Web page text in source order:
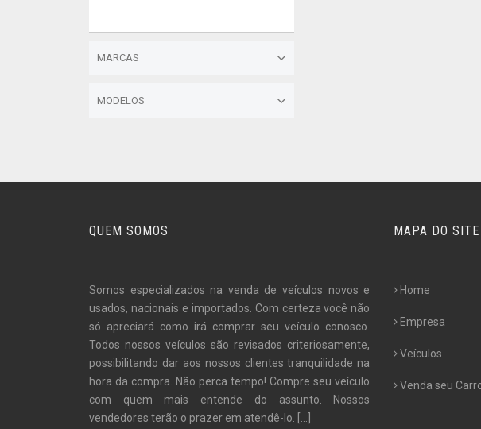
MARCAS
MODELOS
QUEM SOMOS
Somos especializados na venda de veículos novos e
usados, nacionais e importados. Com certeza você não
só apreciará como irá comprar seu veículo conosco.
Todos nossos veículos são revisados criteriosamente,
possibilitando dar aos nossos clientes tranquilidade na
hora da compra. Não perca tempo! Compre seu veículo
com quem mais entende do assunto. Nossos
vendedores terão o prazer em atendê-lo.
MAPA DO SITE
Home
Empresa
Veículos
Venda seu